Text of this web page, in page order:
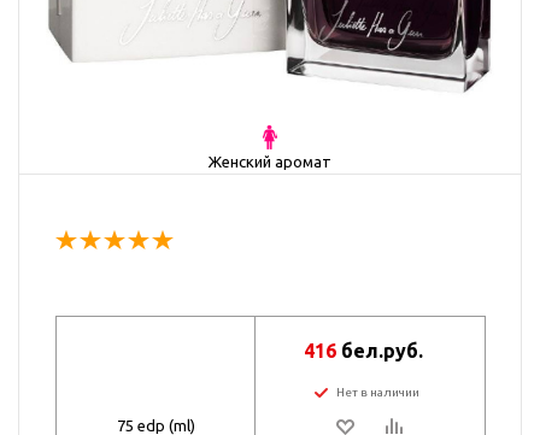
Женский аромат
75 edp (ml)
416 бел.руб.
Нет в наличии